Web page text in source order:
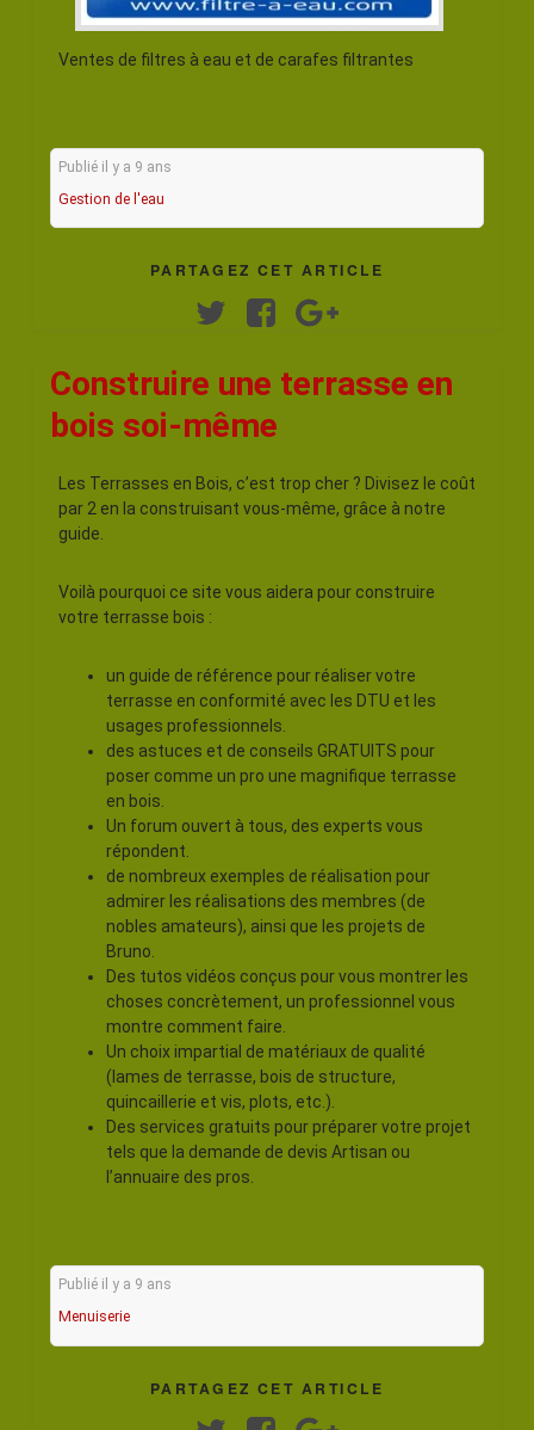
Ventes de filtres à eau et de carafes filtrantes
Publié il y a 9 ans
Gestion de l'eau
PARTAGEZ CET ARTICLE
Twitter Facebook
Construire une terrasse en
bois soi-même
Les Terrasses en Bois, c’est trop cher ? Divisez le coût
par 2 en la construisant vous-même, grâce à notre
guide.
Voilà pourquoi ce site vous aidera pour construire
votre terrasse bois :
un guide de référence pour réaliser votre
terrasse en conformité avec les DTU et les
usages professionnels.
des astuces et de conseils GRATUITS pour
poser comme un pro une magnifique terrasse
en bois.
Un forum ouvert à tous, des experts vous
répondent.
de nombreux exemples de réalisation pour
admirer les réalisations des membres (de
nobles amateurs), ainsi que les projets de
Bruno.
Des tutos vidéos conçus pour vous montrer les
choses concrètement, un professionnel vous
montre comment faire.
Un choix impartial de matériaux de qualité
(lames de terrasse, bois de structure,
quincaillerie et vis, plots, etc.).
Des services gratuits pour préparer votre projet
tels que la demande de devis Artisan ou
l’annuaire des pros.
Publié il y a 9 ans
Menuiserie
PARTAGEZ CET ARTICLE
Twitter Facebook